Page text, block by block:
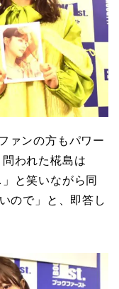
ァンの方もパワー
われた椛島は
と笑いながら同
ので」と、即答し